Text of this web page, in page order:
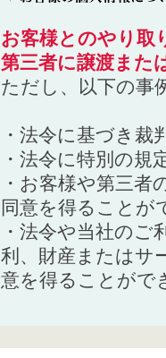
お客様とのやり取
第三者に譲渡また
ただし、以下の事
・法令に基づき
・法令に特別の規
・お客様や第三
同意を得ることが
・法令や当社のご
利、財産またはサ
意を得ることがで